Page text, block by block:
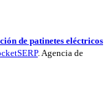
de patinetes eléctricos
. Agencia de